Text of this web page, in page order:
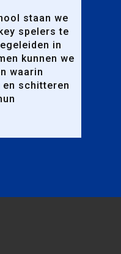
staan we
spelers te
in
kunnen we
waarin
en schitteren